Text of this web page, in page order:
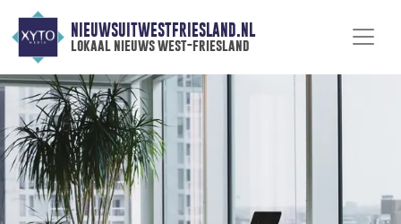
NIEUWSUITWESTFRIESLAND.NL
lokaal nieuws west-friesland